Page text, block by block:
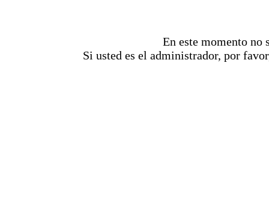
En este momento no
Si usted es el administrador, por